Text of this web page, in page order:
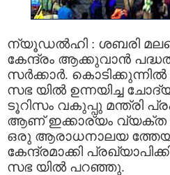
ന്യൂഡല്‍ഹി : ശബരി
കേന്ദ്രം ആക്കുവാന്‍
സര്‍ക്കാര്‍.
സഭ യില്‍ ഉന്നയിച്ച
ടൂറിസം വകുപ്പു മന്ത്രി
ആണ് ഇക്കാര്യം വ്യക്ത
ഒരു ആരാധനാലയ
കേന്ദ്രമാക്കി
സഭ യില്‍ പറഞ്ഞു.